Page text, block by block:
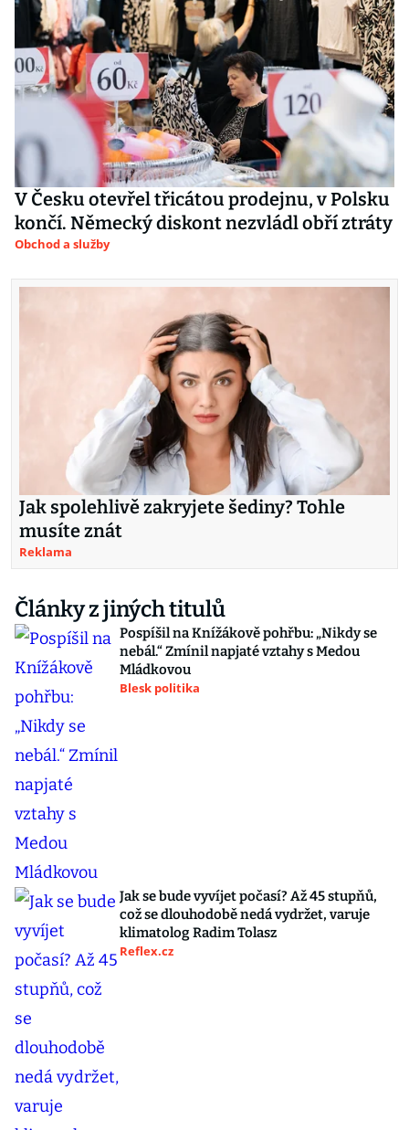
V Česku otevřel třicátou prodejnu, v Polsku
končí. Německý diskont nezvládl obří ztráty
Obchod a služby
Jak spolehlivě zakryjete šediny? Tohle
musíte znát
Reklama
Články z jiných titulů
Pospíšil na Knížákově pohřbu: „Nikdy se
nebál.“ Zmínil napjaté vztahy s Medou
Mládkovou
Blesk politika
Jak se bude vyvíjet počasí? Až 45 stupňů,
což se dlouhodobě nedá vydržet, varuje
klimatolog Radim Tolasz
Reflex.cz